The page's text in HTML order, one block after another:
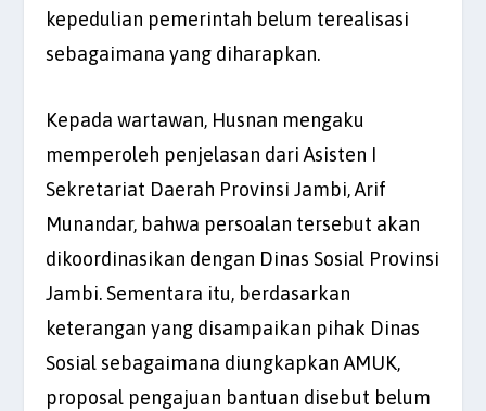
kepedulian pemerintah belum terealisasi
sebagaimana yang diharapkan.
Kepada wartawan, Husnan mengaku
memperoleh penjelasan dari Asisten I
Sekretariat Daerah Provinsi Jambi, Arif
Munandar, bahwa persoalan tersebut akan
dikoordinasikan dengan Dinas Sosial Provinsi
Jambi. Sementara itu, berdasarkan
keterangan yang disampaikan pihak Dinas
Sosial sebagaimana diungkapkan AMUK,
proposal pengajuan bantuan disebut belum